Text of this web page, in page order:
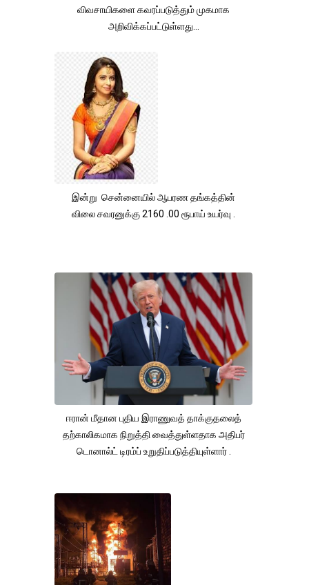
விவசாயிகளை கவரப்படுத்தும் முகமாக
அறிவிக்கப்பட்டுள்ளது...
இன்று சென்னையில் ஆபரண தங்கத்தின்
விலை சவரனுக்கு 2160 .00 ரூபாய் உயர்வு .
ஈரான் மீதான புதிய இராணுவத் தாக்குதலைத்
தற்காலிகமாக நிறுத்தி வைத்துள்ளதாக அதிபர்
டொனால்ட் டிரம்ப் உறுதிப்படுத்தியுள்ளார் .